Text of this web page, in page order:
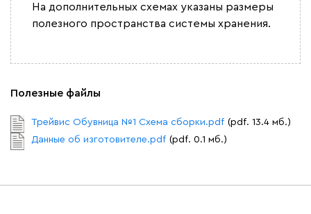
На дополнительных схемах указаны размеры
полезного пространства системы хранения.
Полезные файлы
Трейвис Обувница №1 Схема сборки.pdf (pdf. 13.4 мб.)
Данные об изготовителе.pdf (pdf. 0.1 мб.)